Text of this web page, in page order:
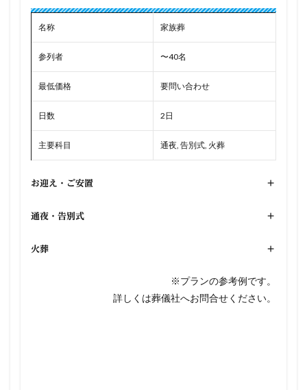
名称 家族葬
参列者 〜40名
最低価格 要問い合わせ
日数 2日
主要科目 通夜, 告別式, 火葬
お迎え・ご安置 +
通夜・告別式 +
火葬 +
※プランの参考例です。
詳しくは葬儀社へお問合せください。